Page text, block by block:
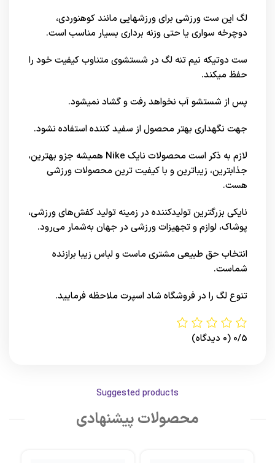
لگ این ست ورزشی برای ورزشهایی مانند كوهنوردي،
دوچرخه سواري يا حتی وزنه برداري بسیار مناسب است.
ست دوتیکه نیم تنه لگ در شستشوی متناوب کیفیت خود را
حفظ میکند.
پس از شستشو آب نخواهد رفت و گشاد نمیشود.
جهت نگهداری بهتر محصول از سفید کننده استفاده نشود.
لازم به ذکر است محصولات نایک Nike همیشه جزو بهترین،
جذابترین، زیباترین و با کیفیت ترین محصولات ورزشی
هست.
نایکی بزرگترین تولیدکننده در زمینه تولید کفش‌های ورزشی،
پوشاک، لوازم و تجهیزات ورزشی در جهان به‌شمار می‌رود.
انتخاب حق طبیعی مشتری ماست و لباس زیبا برازنده
شماست.
تنوع لگ را درفروشگاه شاد اسپرت ملاحظه فرمایید.
0/5 (0 دیدگاه)
Suggested products
محصولات پیشنهادی